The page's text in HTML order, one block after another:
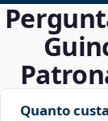
Quanto